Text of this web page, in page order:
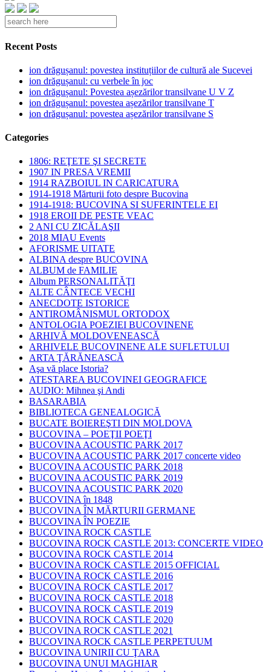
Recent Posts
ion drăgușanul: povestea instituțiilor de cultură ale Sucevei
ion drăgușanul: cu verbele în joc
ion drăgușanul: Povestea așezărilor transilvane U V Z
ion drăgușanul: povestea așezărilor transilvane T
ion drăgușanul: povestea așezărilor transilvane S
Categories
1806: REŢETE ŞI SECRETE
1907 IN PRESA VREMII
1914 RAZBOIUL IN CARICATURA
1914-1918 Mărturii foto despre Bucovina
1914-1918: BUCOVINA SI SUFERINTELE EI
1918 EROII DE PESTE VEAC
2 ANI CU ZICĂLAŞII
2018 MIAU Events
AFORISME UITATE
ALBINA despre BUCOVINA
ALBUM de FAMILIE
Album PERSONALITĂŢI
ALTE CÂNTECE VECHI
ANECDOTE ISTORICE
ANTIROMÂNISMUL ORTODOX
ANTOLOGIA POEZIEI BUCOVINENE
ARHIVĂ MOLDOVENEASCĂ
ARHIVELE BUCOVINENE ALE SUFLETULUI
ARTA ŢĂRĂNEASCĂ
Aşa vă place Istoria?
ATESTAREA BUCOVINEI GEOGRAFICE
AUDIO: Mihnea şi Andi
BASARABIA
BIBLIOTECA GENEALOGICĂ
BUCATE BOIEREŞTI DIN MOLDOVA
BUCOVINA – POEŢII POEŢI
BUCOVINA ACOUSTIC PARK 2017
BUCOVINA ACOUSTIC PARK 2017 concerte video
BUCOVINA ACOUSTIC PARK 2018
BUCOVINA ACOUSTIC PARK 2019
BUCOVINA ACOUSTIC PARK 2020
BUCOVINA în 1848
BUCOVINA ÎN MĂRTURII GERMANE
BUCOVINA ÎN POEZIE
BUCOVINA ROCK CASTLE
BUCOVINA ROCK CASTLE 2013: CONCERTE VIDEO
BUCOVINA ROCK CASTLE 2014
BUCOVINA ROCK CASTLE 2015 OFFICIAL
BUCOVINA ROCK CASTLE 2016
BUCOVINA ROCK CASTLE 2017
BUCOVINA ROCK CASTLE 2018
BUCOVINA ROCK CASTLE 2019
BUCOVINA ROCK CASTLE 2020
BUCOVINA ROCK CASTLE 2021
BUCOVINA ROCK CASTLE PERPETUUM
BUCOVINA UNIRII CU ŢARA
BUCOVINA UNUI MAGHIAR